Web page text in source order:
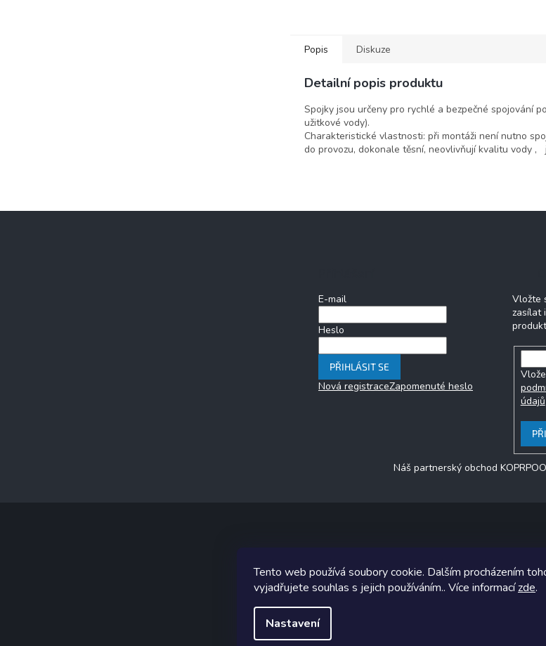
Tento web používá soubory cookie. Dalším procházením
vyjadřujete souhlas s jejich používáním.. Více informacízde.
Nastavení
Popis Diskuze
Detailní popis produktu
Spojky jsou určeny pro rychlé a bezpečné spojování
užitkové vody).
Charakteristické vlastnosti: při montáži není nutno
do provozu, dokonale těsní, neovlivňují kvalitu vody
E-mail
Heslo
PŘIHLÁSIT SE
Nová registraceZapomenuté heslo
Vložte
zasílat
údajů
Náš partnerský obchod
Grafický návrh vytvořil a na Shoptet implementoval